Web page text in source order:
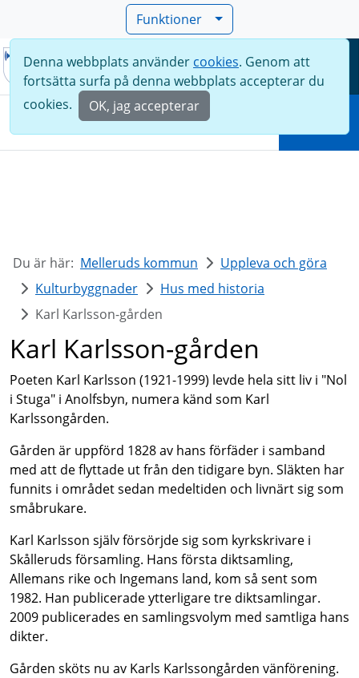
Funktioner
Meny
Denna webbplats använder cookies. Genom att
fortsätta surfa på denna webbplats accepterar du
cookies.
OK, jag accepterar
Du är här: Melleruds kommun
Uppleva och göra
Kulturbyggnader
Hus med historia
Karl Karlsson-gården
Karl Karlsson-gården
Poeten Karl Karlsson (1921-1999) levde hela sitt liv i "Nol
i Stuga" i Anolfsbyn, numera känd som Karl
Karlssongården.
Gården är uppförd 1828 av hans förfäder i samband
med att de flyttade ut från den tidigare byn. Släkten har
funnits i området sedan medeltiden och livnärt sig som
småbrukare.
Karl Karlsson själv försörjde sig som kyrkskrivare i
Skålleruds församling. Hans första diktsamling,
Allemans rike och Ingemans land, kom så sent som
1982. Han publicerade ytterligare tre diktsamlingar.
2009 publicerades en samlingsvolym med samtliga hans
dikter.
Gården sköts nu av Karls Karlssongården vänförening.